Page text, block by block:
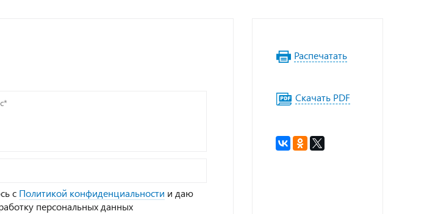
с Политикой конфиденциальности и даю
персональных данных
Распечатать
Скачать PDF